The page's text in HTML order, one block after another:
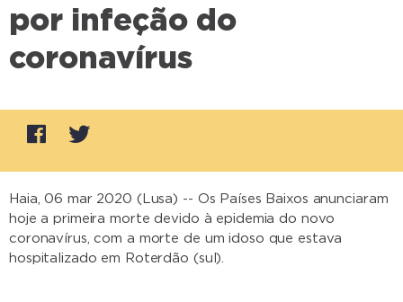
por infeção do
coronavírus
Haia, 06 mar 2020 (Lusa) -- Os Países Baixos anunciaram
hoje a primeira morte devido à epidemia do novo
coronavírus, com a morte de um idoso que estava
hospitalizado em Roterdão (sul).